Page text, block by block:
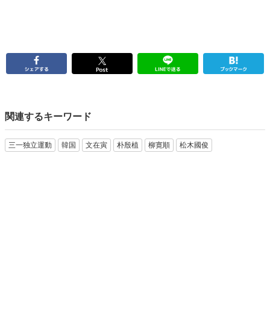
関連するキーワード
三一独立運動 韓国 文在寅 朴殷植 柳寛順 松木國俊